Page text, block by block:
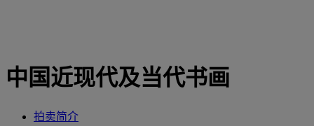
中国近现代及当代书画
拍卖简介